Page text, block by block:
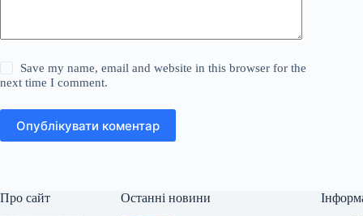
Save my name, email and website in this browser for the
next time I comment.
Опублікувати коментар
Про сайт Останні новини